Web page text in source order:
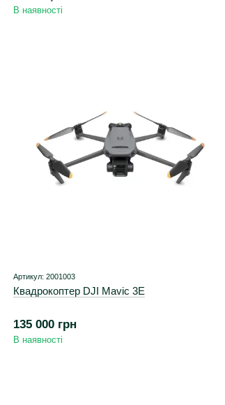
В наявності
Артикул: 2001003
Квадрокоптер DJI Mavic 3E
135 000 грн
В наявності